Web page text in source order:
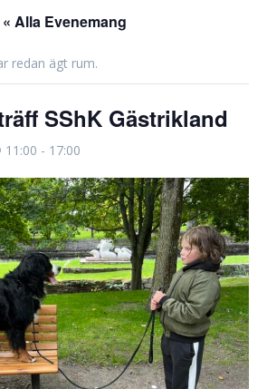
« Alla Evenemang
redan ägt rum.
SShK Gästrikland
11:00 - 17:00